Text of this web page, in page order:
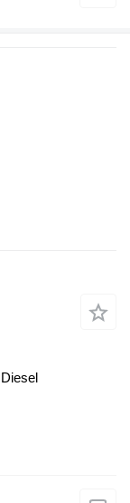
Diesel